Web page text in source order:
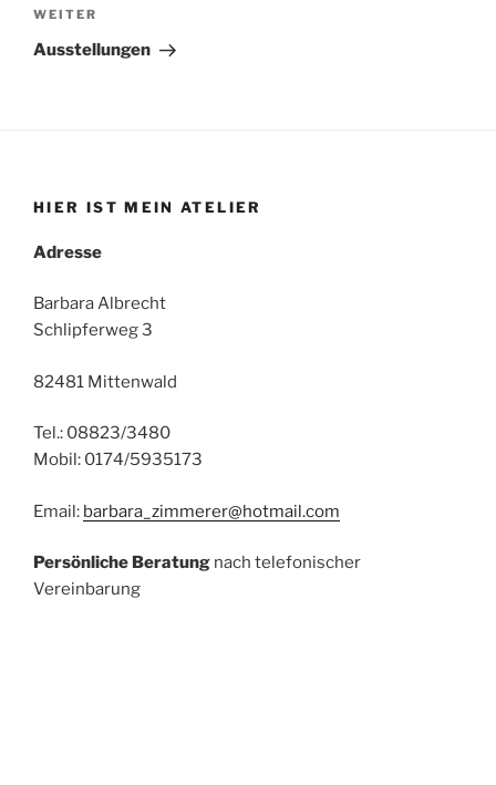
Nächster
Beitrag
WEITER
Ausstellungen
HIER IST MEIN ATELIER
Adresse
Barbara Albrecht
Schlipferweg 3
82481 Mittenwald
Tel.: 08823/3480
Mobil: 0174/5935173
Email: barbara_zimmerer@hotmail.com
Persönliche Beratung nach telefonischer
Vereinbarung